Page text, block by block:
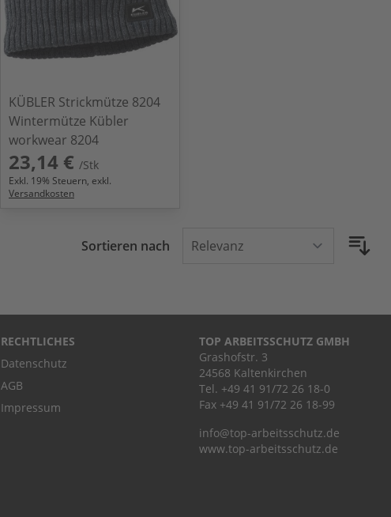
KÜBLER Strickmütze 8204
Wintermütze Kübler
workwear 8204
23,14 € /Stk
Exkl. 19% Steuern, exkl.
Versandkosten
Sortieren nach
RECHTLICHES
Datenschutz
AGB
Impressum
TOP ARBEITSSCHUTZ GMBH
Grashofstr. 3
24568 Kaltenkirchen
Tel. +49 41 91/72 26 18-0
Fax +49 41 91/72 26 18-99
info@top-arbeitsschutz.de
www.top-arbeitsschutz.de